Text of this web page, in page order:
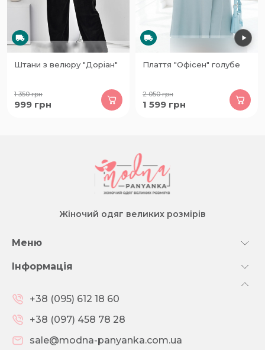
Штани з велюру "Доріан"
1 350грн
999 грн
Плаття "Офісен" голубе
2 050грн
1 599 грн
Жіночий одяг великих розмірів
Меню
Інформація
+38 (095) 612 18 60
+38 (097) 458 78 28
sale@modna-panyanka.com.ua